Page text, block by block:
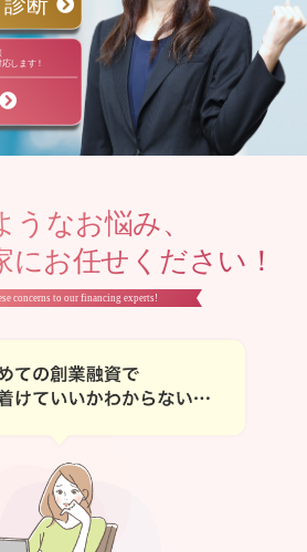
します！
うなお悩み、
にお任せください！
concerns to our financing experts!